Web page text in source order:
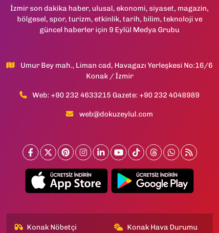
İzmir son dakika haber, ulusal, ekonomi, siyaset, magazin,
bölgesel, spor, turizm, etkinlik, tarih, bilim, teknoloji ve
güncel haberler için 9 Eylül Medya Grubu
Umur Bey mah., Liman cad, Havagazı Yerleşkesi No:16/6
Konak / İzmir
Web: +90 232 4633215 Gazete: +90 232 4048989
web@dokuzeylul.com
Konak Nöbetçi
Konak Hava Durumu